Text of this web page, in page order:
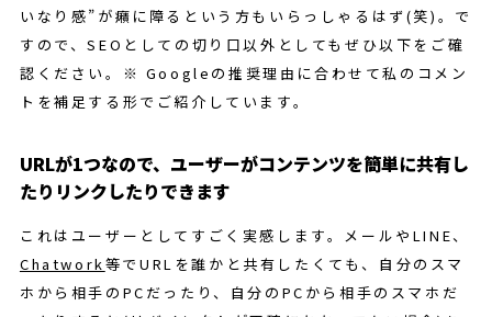
いなり感”が癪に障るという方もいらっしゃるはず(笑)。で
すので、SEOとしての切り口以外としてもぜひ以下をご確
認ください。※ Googleの推奨理由に合わせて私のコメン
トを補足する形でご紹介しています。
URLが1つなので、ユーザーがコンテンツを簡単に共有し
たりリンクしたりできます
これはユーザーとしてすごく実感します。メールやLINE、
Chatwork等でURLを誰かと共有したくても、自分のスマ
ホから相手のPCだったり、自分のPCから相手のスマホだ